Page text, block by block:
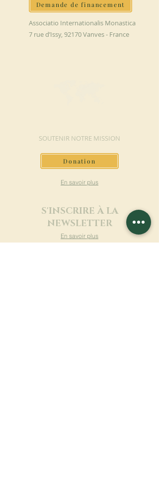
Demande de financement
Associatio Internationalis Monastica
7 rue d’Issy, 92170 Vanves - France
SOUTENIR NOTRE MISSION
Donation
En savoir plus
S'INSCRIRE À LA
NEWSLETTER
En savoir plus